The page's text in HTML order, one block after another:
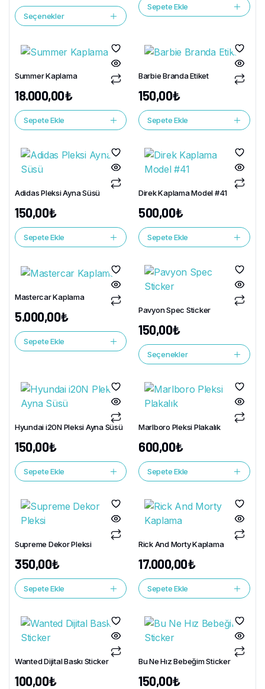
Seçenekler
Sepete Ekle
Summer Kaplama
18.000,00₺
Sepete Ekle
Barbie Branda Etiket
150,00₺
Sepete Ekle
Adidas Pleksi Ayna Süsü
150,00₺
Sepete Ekle
Direk Kaplama Model #41
500,00₺
Sepete Ekle
Mastercar Kaplama
5.000,00₺
Sepete Ekle
Pavyon Spec Sticker
150,00₺
Seçenekler
Hyundai i20N Pleksi Ayna Süsü
150,00₺
Sepete Ekle
Marlboro Pleksi Plakalık
600,00₺
Sepete Ekle
Supreme Dekor Pleksi
350,00₺
Sepete Ekle
Rick And Morty Kaplama
17.000,00₺
Sepete Ekle
Wanted Dijital Baskı Sticker
100,00₺
Bu Ne Hız Bebeğim Sticker
150,00₺